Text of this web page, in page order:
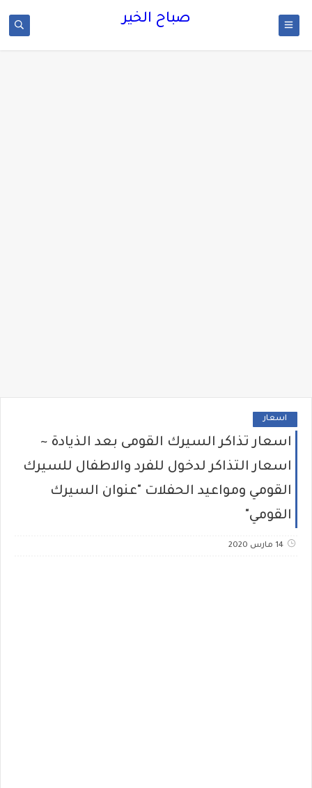
صباح الخير
اسعار
اسعار تذاكر السيرك القومى بعد الذيادة ~
اسعار التذاكر لدخول للفرد والاطفال للسيرك
القومي ومواعيد الحفلات "عنوان السيرك
القومي"
14 مارس 2020